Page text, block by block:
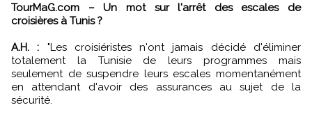
TourMaG.com – Un mot sur l'arrêt des escales de
croisières à Tunis ?
A.H. : "Les croisiéristes n'ont jamais décidé d'éliminer
totalement la Tunisie de leurs programmes mais
seulement de suspendre leurs escales momentanément
en attendant d'avoir des assurances au sujet de la
sécurité.